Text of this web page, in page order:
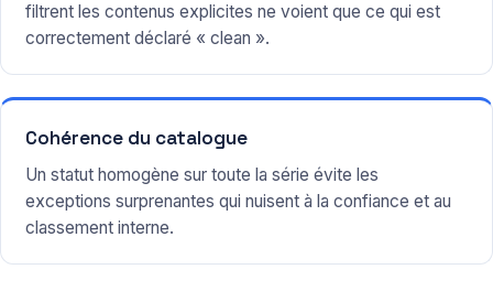
filtrent les contenus explicites ne voient que ce qui est
correctement déclaré « clean ».
Cohérence du catalogue
Un statut homogène sur toute la série évite les
exceptions surprenantes qui nuisent à la confiance et au
classement interne.